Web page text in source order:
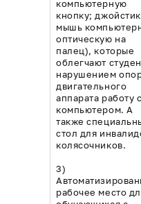
компьютерную
кнопку;
мышь
оптическую на
палец), которые
облегчают
нарушением
двигательного
аппарата работу
компьютером. А
также
стол для
колясочников.
3)
рабочее место